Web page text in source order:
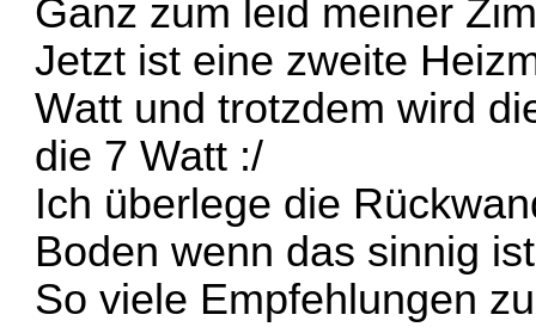
Ganz zum leid meiner
Jetzt ist eine zweite
Watt und trotzdem wird
die 7 Watt :/
Ich überlege die
Boden wenn das sinnig
So viele Empfehlungen